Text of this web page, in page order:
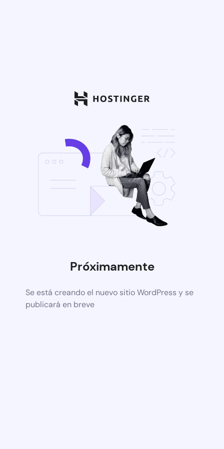
Próximamente
Se está creando el nuevo sitio WordPress y se
publicará en breve